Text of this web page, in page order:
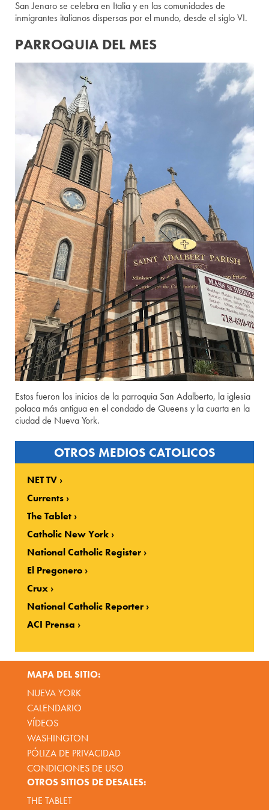
San Jenaro se celebra en Italia y en las comunidades de
inmigrantes italianos dispersas por el mundo, desde el siglo VI.
PARROQUIA DEL MES
Estos fueron los inicios de la parroquia San Adalberto, la iglesia
polaca más antigua en el condado de Queens y la cuarta en la
ciudad de Nueva York.
OTROS MEDIOS CATOLICOS
NET TV
Currents
The Tablet
Catholic New York
National Catholic Register
El Pregonero
Crux
National Catholic Reporter
ACI Prensa
MAPA DEL SITIO:
NUEVA YORK
CALENDARIO
VÍDEOS
WASHINGTON
PÓLIZA DE PRIVACIDAD
CONDICIONES DE USO
OTROS SITIOS DE DESALES:
THE TABLET